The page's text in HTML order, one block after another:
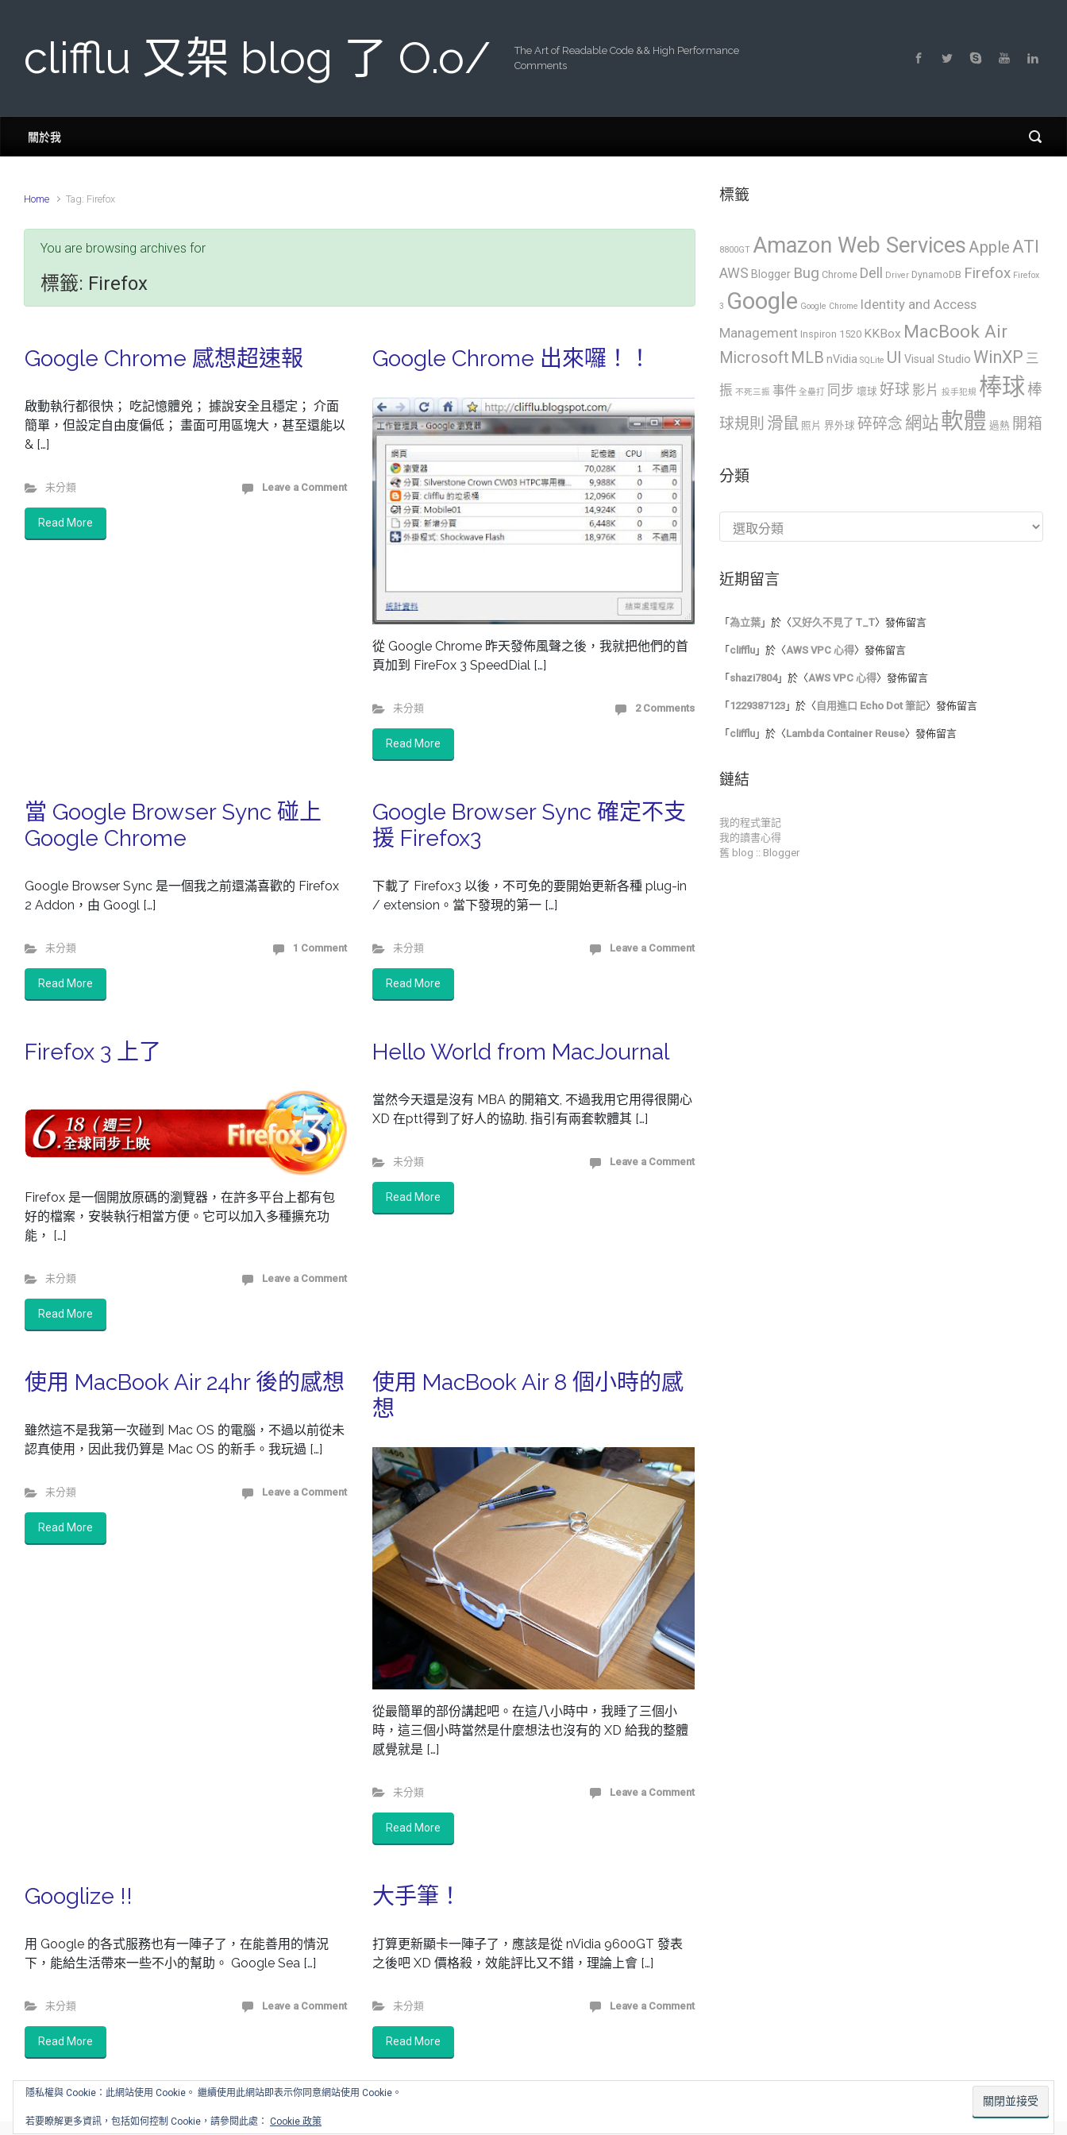
clifflu 又架 blog 了 O.o/
The Art of Readable Code && High Performance
Comments
關於我
Home Tag: Firefox
You are browsing archives for
標籤: Firefox
Google Chrome 感想超速報
啟動執行都很快； 吃記憶體兇； 據說安全且穩定； 介面
簡單，但設定自由度偏低； 畫面可用區塊大，甚至還能以
& […]
未分類 Leave a Comment
Read More
Google Chrome 出來囉！！
從 Google Chrome 昨天發佈風聲之後，我就把他們的首
頁加到 FireFox 3 SpeedDial […]
未分類 2 Comments
Read More
當 Google Browser Sync 碰上
Google Chrome
Google Browser Sync 是一個我之前還滿喜歡的 Firefox
2 Addon，由 Googl […]
未分類 1 Comment
Read More
Google Browser Sync 確定不支
援 Firefox3
下載了 Firefox3 以後，不可免的要開始更新各種 plug-in
/ extension。當下發現的第一 […]
未分類 Leave a Comment
Read More
Firefox 3 上了
Firefox 是一個開放原碼的瀏覽器，在許多平台上都有包
好的檔案，安裝執行相當方便。它可以加入多種擴充功
能， […]
未分類 Leave a Comment
Read More
Hello World from MacJournal
當然今天還是沒有 MBA 的開箱文, 不過我用它用得很開心
XD 在ptt得到了好人的協助, 指引有兩套軟體其 […]
未分類 Leave a Comment
Read More
使用 MacBook Air 24hr 後的感想
雖然這不是我第一次碰到 Mac OS 的電腦，不過以前從未
認真使用，因此我仍算是 Mac OS 的新手。我玩過 […]
未分類 Leave a Comment
Read More
使用 MacBook Air 8 個小時的感
想
從最簡單的部份講起吧。在這八小時中，我睡了三個小
時，這三個小時當然是什麼想法也沒有的 XD 給我的整體
感覺就是 […]
未分類 Leave a Comment
Read More
Googlize !!
用 Google 的各式服務也有一陣子了，在能善用的情況
下，能給生活帶來一些不小的幫助。 Google Sea […]
未分類 Leave a Comment
Read More
大手筆！
打算更新顯卡一陣子了，應該是從 nVidia 9600GT 發表
之後吧 XD 價格殺，效能評比又不錯，理論上會 […]
未分類 Leave a Comment
Read More
標籤
8800GT Amazon Web Services AppleATI
AWS Blogger Bug Chrome Dell Driver DynamoDB Firefox Firefox
3 Google Google Chrome
Identity and Access
Management Inspiron 1520 KKBox MacBook Air
Microsoft MLB nVidia SQLite UI Visual Studio WinXP 三
振 不死三振 事件 全壘打 同步 壞球 好球 影片 投手犯規 棒球棒
球規則 滑鼠 照片 界外球 碎碎念 網站軟體 過熱 開箱
分類
近期留言
「 為立葉 」於〈又好久不見了 T_T〉發佈留言
「 clifflu 」於〈AWS VPC 心得〉發佈留言
「 shazi7804」於〈AWS VPC 心得〉發佈留言
「 1229387123 」於〈 自用進口 Echo Dot 筆記〉發佈留言
「 clifflu 」於〈Lambda Container Reuse〉發佈留言
鏈結
我的程式筆記
我的讀書心得
舊 blog :: Blogger
隱私權與 Cookie：此網站使用 Cookie。 繼續使用此網站即表示你同意網站使用 Cookie。
若要瞭解更多資訊，包括如何控制 Cookie，請參閱此處： Cookie 政策